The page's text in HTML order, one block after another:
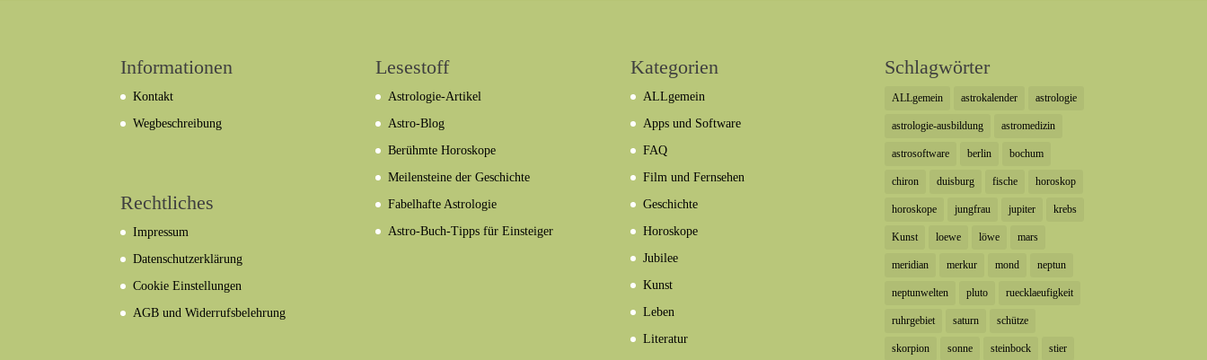
Informationen
Kontakt
Wegbeschreibung
Rechtliches
Impressum
Datenschutzerklärung
Cookie Einstellungen
AGB und Widerrufsbelehrung
Lesestoff
Astrologie-Artikel
Astro-Blog
Berühmte Horoskope
Meilensteine der Geschichte
Fabelhafte Astrologie
Astro-Buch-Tipps für Einsteiger
Kategorien
ALLgemein
Apps und Software
FAQ
Film und Fernsehen
Geschichte
Horoskope
Jubilee
Kunst
Leben
Literatur
Schlagwörter
ALLgemein astrokalender astrologie
astrologie-ausbildung astromedizin
astrosoftware berlin bochum
chiron duisburg fische horoskop
horoskope jungfrau jupiter krebs
Kunst loewe löwe mars
meridian merkur mond neptun
neptunwelten pluto ruecklaeufigkeit
ruhrgebiet saturn schütze
skorpion sonne steinbock stier